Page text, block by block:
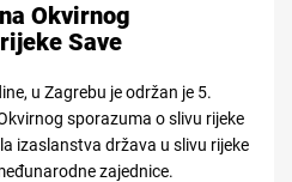
Okvirnog
Save
u Zagrebu je održan je 5.
sporazuma o slivu rijeke
izaslanstva država u slivu rijeke
zajednice.